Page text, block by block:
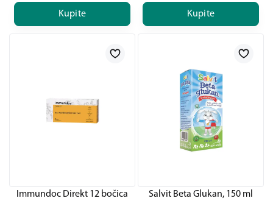
Kupite
Kupite
Immundoc Direkt 12 bočica Salvit Beta Glukan, 150 ml